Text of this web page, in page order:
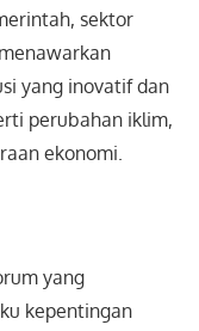
sektor
yang inovatif dan
perubahan iklim,
ekonomi.
yang
kepentingan